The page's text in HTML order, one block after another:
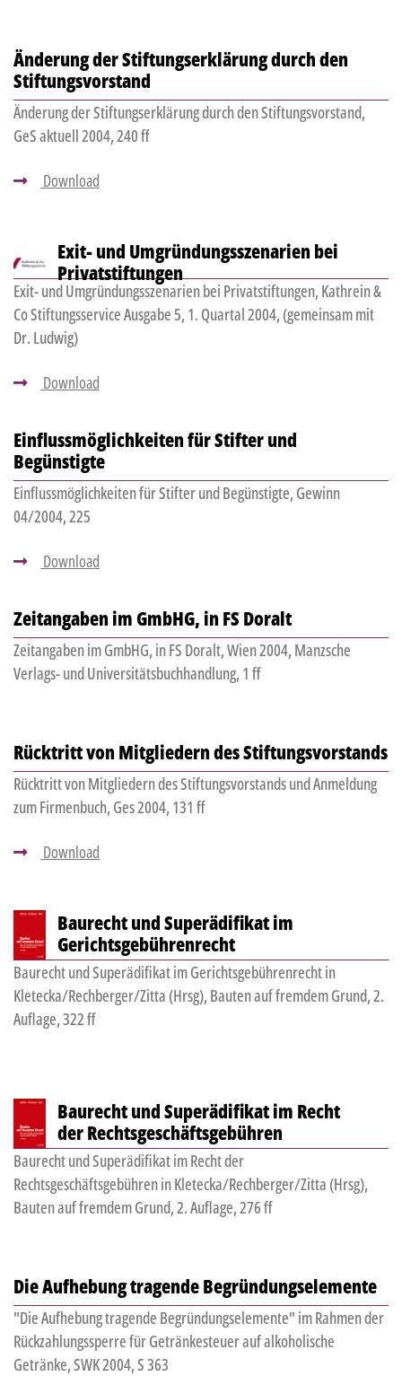
Änderung der Stiftungserklärung durch den
Stiftungsvorstand
Änderung der Stiftungserklärung durch den Stiftungsvorstand,
GeS aktuell 2004, 240 ff
Download
Exit- und Umgründungsszenarien bei
Privatstiftungen
Exit- und Umgründungsszenarien bei Privatstiftungen, Kathrein &
Co Stiftungsservice Ausgabe 5, 1. Quartal 2004, (gemeinsam mit
Dr. Ludwig)
Download
Einflussmöglichkeiten für Stifter und
Begünstigte
Einflussmöglichkeiten für Stifter und Begünstigte, Gewinn
04/2004, 225
Download
Zeitangaben im GmbHG, in FS Doralt
Zeitangaben im GmbHG, in FS Doralt, Wien 2004, Manzsche
Verlags- und Universitätsbuchhandlung, 1 ff
Rücktritt von Mitgliedern des Stiftungsvorstands
Rücktritt von Mitgliedern des Stiftungsvorstands und Anmeldung
zum Firmenbuch, Ges 2004, 131 ff
Download
Baurecht und Superädifikat im
Gerichtsgebührenrecht
Baurecht und Superädifikat im Gerichtsgebührenrecht in
Kletecka/Rechberger/Zitta (Hrsg), Bauten auf fremdem Grund, 2.
Auflage, 322 ff
Baurecht und Superädifikat im Recht
der Rechtsgeschäftsgebühren
Baurecht und Superädifikat im Recht der
Rechtsgeschäftsgebühren in Kletecka/Rechberger/Zitta (Hrsg),
Bauten auf fremdem Grund, 2. Auflage, 276 ff
Die Aufhebung tragende Begründungselemente
"Die Aufhebung tragende Begründungselemente" im Rahmen der
Rückzahlungssperre für Getränkesteuer auf alkoholische
Getränke, SWK 2004, S 363